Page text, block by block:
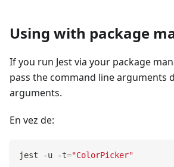
Using with package
If you run Jest via your package
pass the command line arguments
arguments.
En vez de:
jest -u -t="ColorPicker"